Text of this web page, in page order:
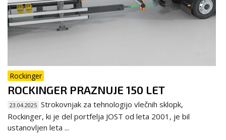
Rockinger
ROCKINGER PRAZNUJE 150 LET
23.04.2025 Strokovnjak za tehnologijo vlečnih sklopk,
Rockinger, ki je del portfelja JOST od leta 2001, je bil
ustanovljen leta ...